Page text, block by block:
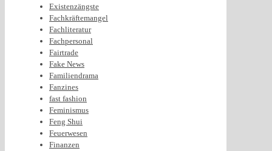
Existenzängste
Fachkräftemangel
Fachliteratur
Fachpersonal
Fairtrade
Fake News
Familiendrama
Fanzines
fast fashion
Feminismus
Feng Shui
Feuerwesen
Finanzen